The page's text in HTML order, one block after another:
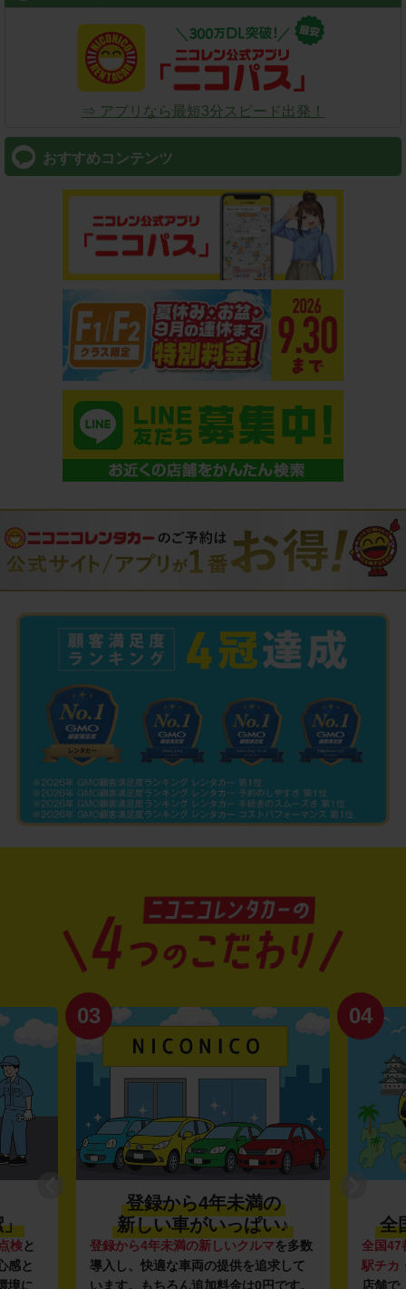
⇒ アプリなら最短3分スピード出発！
おすすめコンテンツ
」
検と
感と
境に
03
登録から4年未満の
新しい車がいっぱい♪
登録から4年未満の新しいクルマを多数
導入し、快適な車両の提供を追求して
います。もちろん追加料金は0円です。
04
全
全国47
駅チカ
店舗で